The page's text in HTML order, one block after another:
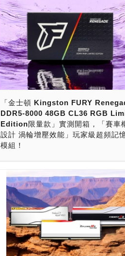
靠」，提供DDR5-6000～8400速度，
48GB、64GB與96GB容量套裝，還要有
U-DIMM，與新一代CU-DIMM可供選擇，
Intel XMP 3.0一鍵超頻支援，並內建3組
Profile，相容Intel、AMD平台，黑、白
任君挑選，通過主機板廠QVL認證，拿到
清單，完整相容與支援，那很肯定的挑選
士頓Kingston FURY RENEGADE RGB
DDR5」準沒錯！ 這款記憶體究竟有多強
下來，我們就來揭開它神祕的面紗。 說到
體模組、固態硬碟、隨身碟與記憶卡，無
是剛入門的新手，還是經驗老道的玩家，
定不能不認識Kingston金士頓。
立於1987年，中文名字叫金士頓，是由工
的歷史，截至今日，以卓越創新的產品陣
完善的客戶服務打造壓倒性的市佔率，連
年奪得全球通路SSD出貨冠軍，更連續20
霸全球記憶體市場，成為獨霸SSD與記憶
雙料冠軍！ 台灣市場的話，採用複式代
售，記憶體模組、隨身碟與固態硬碟代理
甘霖科技、聯強國際、普生實業、精技電
群環科技。無論是實體零售通路，像是原
「金士頓 Kingston FURY
DDR5-8000 48GB CL36 RGB
Edition限量款」實測開箱，「賽車
設計 渦輪增壓效能」玩家級超頻記
模組！
有32GB、48GB。若要挑選「大廠品牌，
名門，用料紮實，台灣製造，超頻效能，
燈效，穩定可靠，終身保固」，還要口碑
佳，擁有賽車靈魂，那很肯定的挑選「金
Kingston FURY Renegade DDR5 RGB
Limited Edition限量款」48GB套裝超頻
體模組準沒錯！ 這款記憶體模組的顏值與